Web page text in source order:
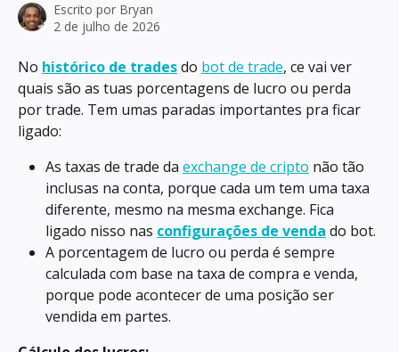
Escrito por Bryan
2 de julho de 2026
No histórico de trades do bot de trade, ce vai ver
quais são as tuas porcentagens de lucro ou perda
por trade. Tem umas paradas importantes pra ficar
ligado:
As taxas de trade da exchange de cripto não tão
inclusas na conta, porque cada um tem uma taxa
diferente, mesmo na mesma exchange. Fica
ligado nisso nas configurações de venda do bot.
A porcentagem de lucro ou perda é sempre
calculada com base na taxa de compra e venda,
porque pode acontecer de uma posição ser
vendida em partes.